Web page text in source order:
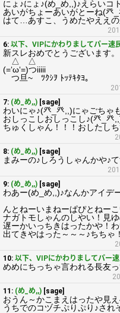
にょ♪にょ♪(め_め,,)♪えらいコ
あいがちょーあいがとーね(癶
はて…あすこ、うめたやええ
6: 以下、VIPにかわりましてパー速
新スレおめでとうございます。
△ △
(=‘ω‘=)つiiiii
つ旦~ ﾂｸｼｦ ﾄｯﾃｷﾀﾖ。
7: (め_め,,) [sage]
わいにゃ♪(癶_癶,,)にゃごちゃ
おしっこしおしっこし♪(癶_癶
ちゅくしゃん！！！おしたし
8: (め_め,,) [sage]
まみーの♪しろうしゃんかや♪
9: (め_め,,) [sage]
わあー(め_め,,)♪なんかアイデ
んとねーいまねーぱぴとねー
ナガトモしゃんのしやい！見
遅ーかいっちきはったかや！
出てきやはった～～～♪ちちゃ
10: 以下、VIPにかわりましてパー
めめにちっちゃ言われる長友っ
11: (め_め,,) [sage]
おうん～かこまえはったや見
うちでのコヅチぷりぷり♪され